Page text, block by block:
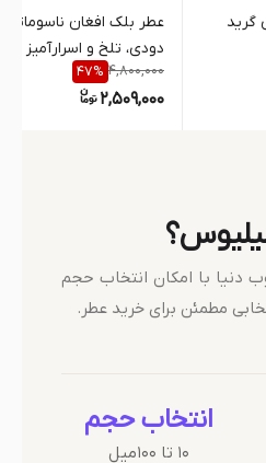
گرید
عطر بلک افغان ناسوماتو
دودی، تلخ و اسرارآمیز
4,800,000
47%
2,509,000
محبوب دنیا با امکان انتخاب حجم
مطمئن برای خرید عطر.
انتخاب حجم
۱۰ تا ۱۰۰میل